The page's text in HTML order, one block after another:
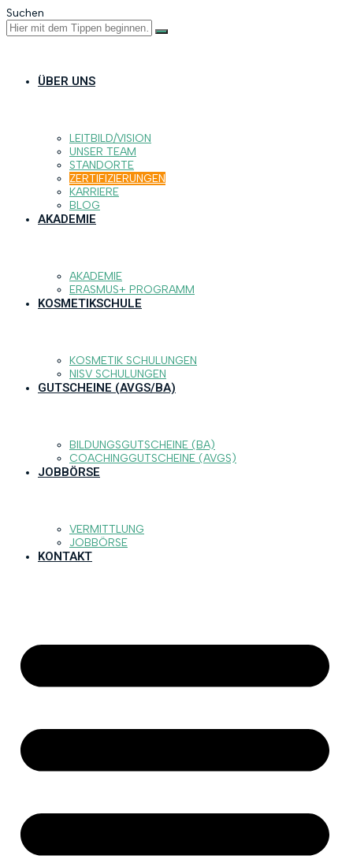
Suchen
ÜBER UNS
LEITBILD/VISION
UNSER TEAM
STANDORTE
ZERTIFIZIERUNGEN
KARRIERE
BLOG
AKADEMIE
AKADEMIE
ERASMUS+ PROGRAMM
KOSMETIKSCHULE
KOSMETIK SCHULUNGEN
NISV SCHULUNGEN
GUTSCHEINE (AVGS/BA)
BILDUNGSGUTSCHEINE (BA)
COACHINGGUTSCHEINE (AVGS)
JOBBÖRSE
VERMITTLUNG
JOBBÖRSE
KONTAKT